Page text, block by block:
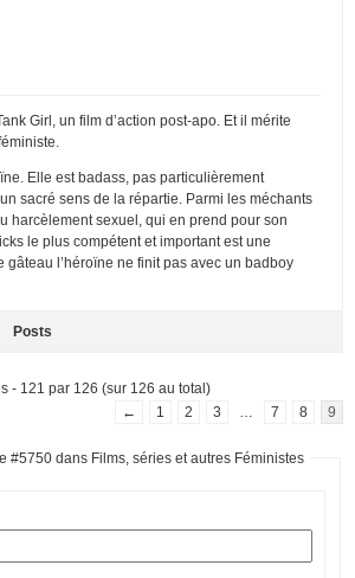
Girl, un film d’action post-apo. Et il mérite
Elle est badass, pas particulièrement
sacré sens de la répartie. Parmi les méchants
harcèlement sexuel, qui en prend pour son
le plus compétent et important est une
gâteau l’héroïne ne finit pas avec un badboy
Posts
- 121 par 126 (sur 126 au total)
←
1 2 3 7 8 9
#5750 dans Films, séries et autres Féministes